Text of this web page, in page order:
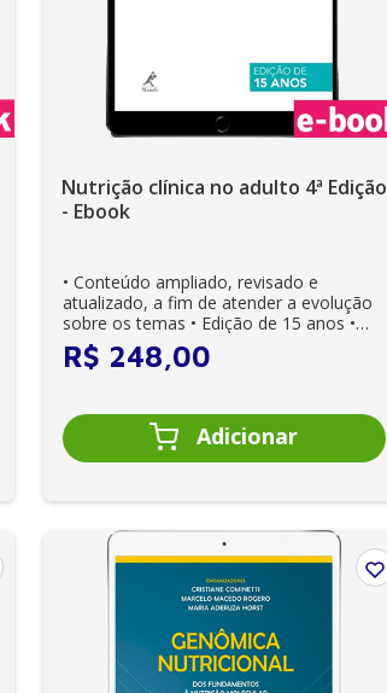
Nutrição clínica no adulto 4ª Edição
- Ebook
• Conteúdo ampliado, revisado e
atualizado, a fim de atender a evolução
sobre os temas • Edição de 15 anos •
Aborda de...
R$ 248 00